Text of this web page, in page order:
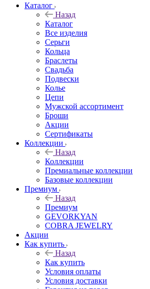
Каталог
Назад
Каталог
Все изделия
Серьги
Кольца
Браслеты
Свадьба
Подвески
Колье
Цепи
Мужской ассортимент
Броши
Акции
Сертификаты
Коллекции
Назад
Коллекции
Премиальные коллекции
Базовые коллекции
Премиум
Назад
Премиум
GEVORKYAN
COBRA JEWELRY
Акции
Как купить
Назад
Как купить
Условия оплаты
Условия доставки